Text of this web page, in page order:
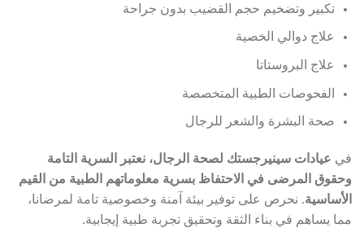
تكبير وتضخيم حجم القضيب بدون جراحة
علاج دوالي الخصية
علاج البروستاتا
الفحوصات الطبية المتخصصة
صحة البشرة والشعر للرجال
في عيادات سينيرجستك لصحة الرجال، نعتبر السرية التامة
وحقوق المرضى في الاحتفاظ بسرية معلوماتهم الطبية من القيم
الأساسية. نحرص على توفير بيئة آمنة وخصوصية تامة لمرضانا،
مما يساهم في بناء الثقة وتحقيق تجربة طبية إيجابية.